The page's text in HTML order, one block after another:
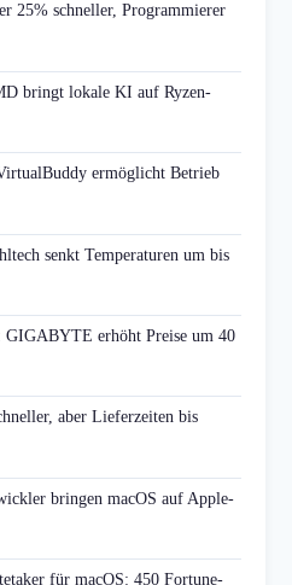
25% schneller, Programmierer
bringt lokale KI auf Ryzen-
ermöglicht Betrieb
senkt Temperaturen um bis
GIGABYTE erhöht Preise um 40
aber Lieferzeiten bis
bringen macOS auf Apple-
für macOS: 450 Fortune-